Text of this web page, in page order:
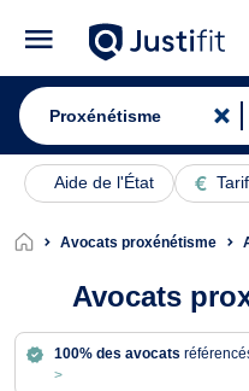
Aide de l'État
Avocats proxénétisme
Avocats
100% des avocats
>